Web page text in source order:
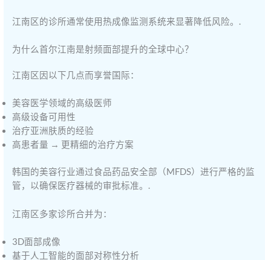
江南区的诊所通常使用热成像监测系统来显著降低风险。.
为什么首尔江南是射频面部提升的全球中心？
江南区因以下几点而享誉国际：
美容医学领域的高级医师
高级设备可用性
治疗亚洲肤质的经验
高患者量 → 更精细的治疗方案
韩国的美容行业通过食品药品安全部（MFDS）进行严格的监
管，以确保医疗器械的审批标准。.
江南区多家诊所合并为：
3D面部成像
基于人工智能的面部对称性分析